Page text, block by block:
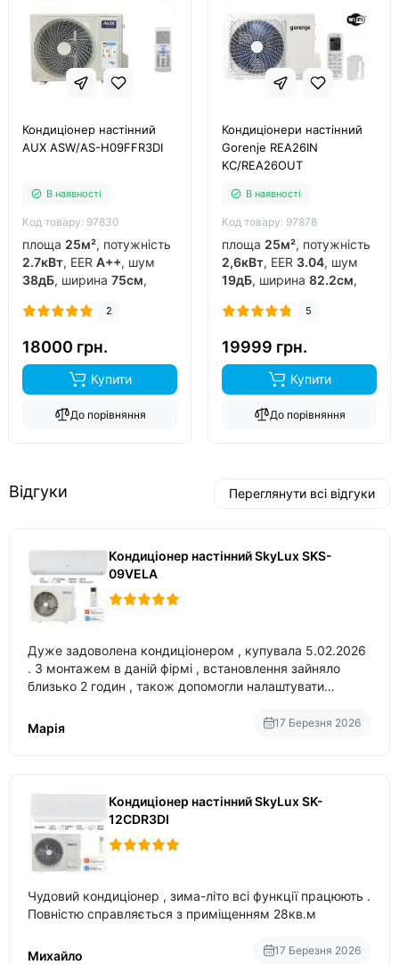
Кондиціонер настінний
AUX ASW/AS-H09FFR3DI
В наявності
Код товару: 97830
площа 25м², потужність
2.7кВт, EER A++, шум
38дБ, ширина 75см,
китай, інвертор
2
18000 грн.
Купити
До порівняння
Кондиціонери настінний
Gorenje REA26IN
KC/REA26OUT
В наявності
Код товару: 97878
площа 25м², потужність
2,6кВт, EER 3.04, шум
19дБ, ширина 82.2см,
китай, інвертор
5
19999 грн.
Купити
До порівняння
Відгуки Переглянути всі відгуки
Кондиціонер настінний SkyLux SKS-
09VELA
Дуже задоволена кондиціонером , купувала 5.02.2026
. З монтажем в даній фірмі , встановлення зайняло
близько 2 годин , також допомогли налаштувати
Марія
17 Березня 2026
Кондиціонер настінний SkyLux SK-
12CDR3DI
Чудовий кондиціонер , зима-літо всі функції працюють .
Повністю справляється з приміщенням 28кв.м
Михайло 17 Березня 2026